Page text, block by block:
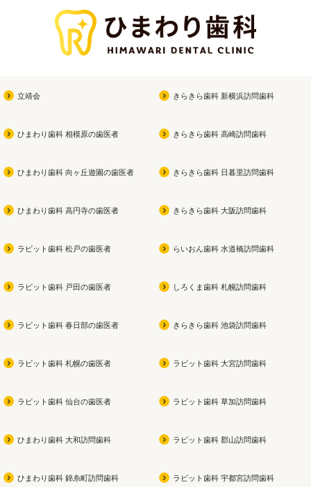
立靖会
ひまわり歯科 相模原の歯医者
ひまわり歯科 向ヶ丘遊園の歯医者
ひまわり歯科 高円寺の歯医者
ラビット歯科 松戸の歯医者
ラビット歯科 戸田の歯医者
ラビット歯科 春日部の歯医者
ラビット歯科 札幌の歯医者
ラビット歯科 仙台の歯医者
ひまわり歯科 大和訪問歯科
ひまわり歯科 錦糸町訪問歯科
きらきら歯科 新横浜訪問歯科
きらきら歯科 高崎訪問歯科
きらきら歯科 日暮里訪問歯科
きらきら歯科 大阪訪問歯科
らいおん歯科 水道橋訪問歯科
しろくま歯科 札幌訪問歯科
きらきら歯科 池袋訪問歯科
ラビット歯科 大宮訪問歯科
ラビット歯科 草加訪問歯科
ラビット歯科 郡山訪問歯科
ラビット歯科 宇都宮訪問歯科